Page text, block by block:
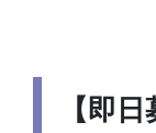
【即